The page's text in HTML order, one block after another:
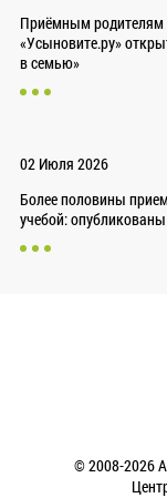
Приёмным родителям
«Усыновите.ру»
в семью»
02 Июля 2026
Более половины
учебой:
© 2008-2026